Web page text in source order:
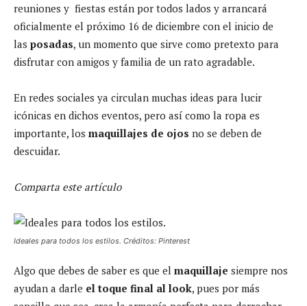
reuniones y fiestas están por todos lados y arrancará
oficialmente el próximo 16 de diciembre con el inicio de
las posadas, un momento que sirve como pretexto para
disfrutar con amigos y familia de un rato agradable.
En redes sociales ya circulan muchas ideas para lucir
icónicas en dichos eventos, pero así como la ropa es
importante, los maquillajes de ojos no se deben de
descuidar.
Comparta este artículo
Ideales para todos los estilos. Créditos: Pinterest
Algo que debes de saber es que el maquillaje siempre nos
ayudan a darle el toque final al look, pues por más